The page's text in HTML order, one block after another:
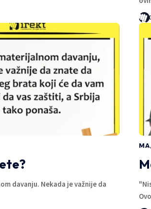
davanju. Nekada je važnije da